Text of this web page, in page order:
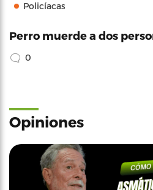
Policíacas
Perro muerde a dos
0
Opiniones